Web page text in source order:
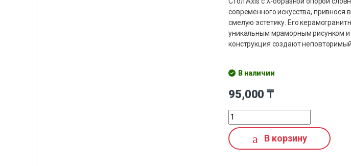
современного искусства, привнося
смелую эстетику. Его
уникальным мраморным рисунком и
конструкция создают неповторимый
В наличии
95,000 ₸
В корзину